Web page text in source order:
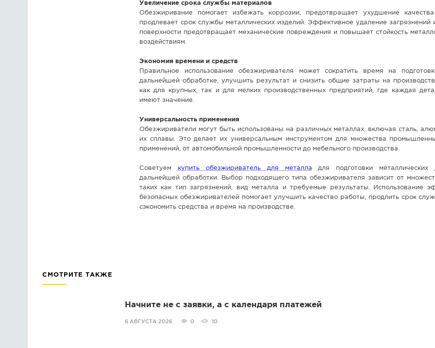
Увеличение срока службы материалов
Обезжиривание помогает избежать коррозии, предотвращает ухудшение
продлевает срок службы металлических изделий. Эффективное удаление
поверхности предотвращает механические повреждения и повышает стойкость
воздействиям.
Экономия времени и средств
Правильное использование обезжиривателя может сократить время на
дальнейшей обработке, улучшить результат и снизить общие затраты на
как для крупных, так и для мелких производственных предприятий, где каждая
имеют значение.
Универсальность применения
Обезжириватели могут быть использованы на различных металлах, включая сталь,
их сплавы. Это делает их универсальным инструментом для множества
применений, от автомобильной промышленности до мебельного производства.
Советуем купить обезжириватель для металла для подготовки металлических
дальнейшей обработки. Выбор подходящего типа обезжиривателя зависит от
таких как тип загрязнений, вид металла и требуемые результаты. Использование
безопасных обезжиривателей помогает улучшить качество работы, продлить срок
сэкономить средства и время на производстве.
СМОТРИТЕ ТАКЖЕ
Начните не с заявки, а с календаря платежей
6 АВГУСТА 2026 0 10